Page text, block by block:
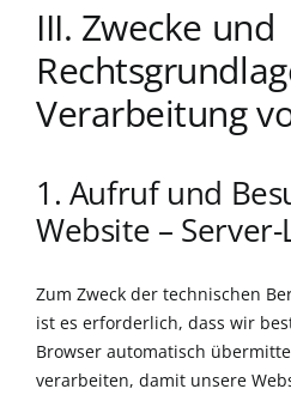
III. Zwecke und
Verarbeitung
1. Aufruf und
Website –
Zum Zweck der technischen
ist es erforderlich, dass wir
Browser automatisch
verarbeiten, damit unsere